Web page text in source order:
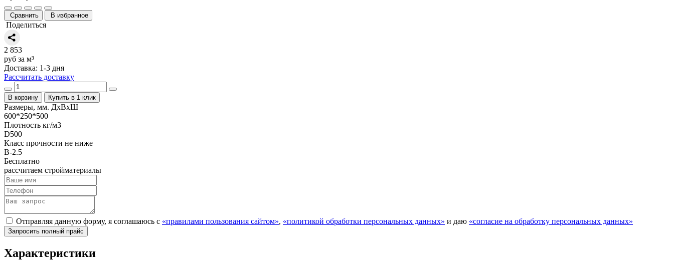
Сравнить В избранное
Поделиться
2 853
руб за м³
Доставка: 1-3 дня
Рассчитать доставку
В корзину Купить в 1 клик
Размеры, мм. ДхВхШ
600*250*500
Плотность кг/м3
D500
Класс прочности не ниже
B-2.5
Бесплатно
рассчитаем стройматериалы
Отправляя данную форму, я соглашаюсь с «правилами пользования сайтом», «политикой обработки персональных данных» и даю «согласие на обработку персональных данных»
Характеристики